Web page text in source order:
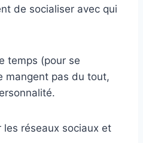
de socialiser avec qui
temps (pour se
mangent pas du tout,
les réseaux sociaux et